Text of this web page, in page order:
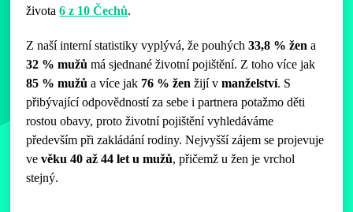
života6 z 10 Čechů.
Z naší interní statistiky vyplývá, že pouhých33,8 % žen a
32 % mužů má sjednané životní pojištění. Z toho více jak
85 % mužů a více jak 76 % žen žijí vmanželství. S
přibývající odpovědností za sebe i partnera potažmo děti
rostou obavy, proto životní pojištění vyhledáváme
především při zakládání rodiny. Nejvyšší zájem se projevuje
vevěku 40 až 44 let u mužů, přičemž u žen je vrchol
stejný.